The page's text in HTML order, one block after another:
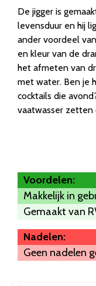
De jigger is
levensduur en hij
ander voordeel
en kleur van de
het afmeten van
met water. Ben je
cocktails die
vaatwasser zetten
Voordelen:
Makkelijk in
Gemaakt van
Nadelen:
Geen nadelen